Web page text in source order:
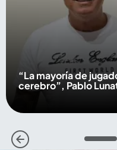
“La mayoría de
cerebro”, Pablo
1